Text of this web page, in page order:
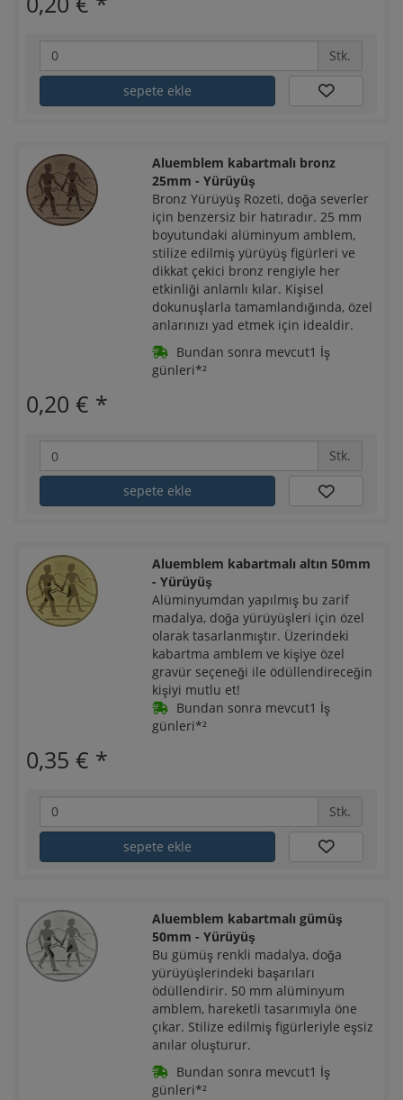
Stk.
sepete ekle
Aluemblem kabartmalı bronz
25mm - Yürüyüş
Bronz Yürüyüş Rozeti, doğa severler
için benzersiz bir hatıradır. 25 mm
boyutundaki alüminyum amblem,
stilize edilmiş yürüyüş figürleri ve
dikkat çekici bronz rengiyle her
etkinliği anlamlı kılar. Kişisel
dokunuşlarla tamamlandığında, özel
anlarınızı yad etmek için idealdir.
Bundan sonra mevcut1 İş
günleri*²
0,20 € *
Stk.
sepete ekle
Aluemblem kabartmalı altın 50mm
- Yürüyüş
Alüminyumdan yapılmış bu zarif
madalya, doğa yürüyüşleri için özel
olarak tasarlanmıştır. Üzerindeki
kabartma amblem ve kişiye özel
gravür seçeneği ile ödüllendireceğin
kişiyi mutlu et!
Bundan sonra mevcut1 İş
günleri*²
0,35 € *
Stk.
sepete ekle
Aluemblem kabartmalı gümüş
50mm - Yürüyüş
Bu gümüş renkli madalya, doğa
yürüyüşlerindeki başarıları
ödüllendirir. 50 mm alüminyum
amblem, hareketli tasarımıyla öne
çıkar. Stilize edilmiş figürleriyle eşsiz
anılar oluşturur.
Bundan sonra mevcut1 İş
günleri*²